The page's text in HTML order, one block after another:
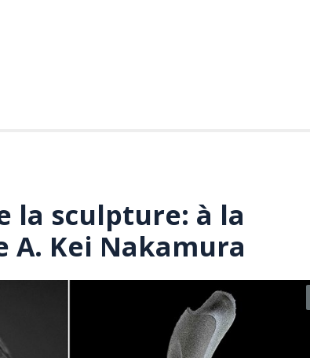
la sculpture: à la
A. Kei Nakamura